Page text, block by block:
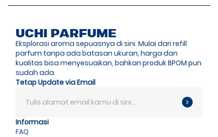
UCHI PARFUME
Eksplorasi aroma sepuasnya di sini. Mulai dari refill
parfum tanpa ada batasan ukuran, harga dan
kualitas bisa menyesuaikan, bahkan produk BPOM pun
sudah ada.
Tetap Update via Email
Informasi
FAQ